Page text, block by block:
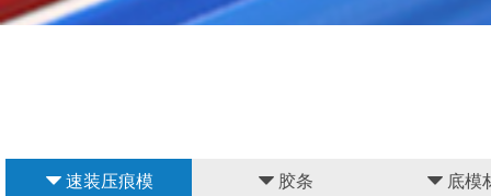
뀓 速装压痕模 뀓 胶条 뀓 底模